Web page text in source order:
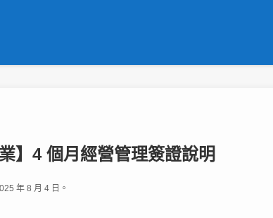
】4 個月經營管理簽證說明
年 8 月 4 日。